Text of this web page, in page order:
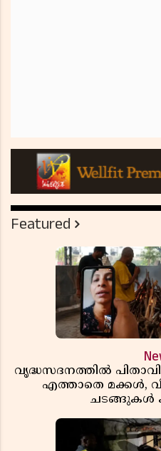
Featured
വൃദ്ധസദനത്തിൽ
എത്താതെ മക്കൾ,
ചടങ്ങുകൾ